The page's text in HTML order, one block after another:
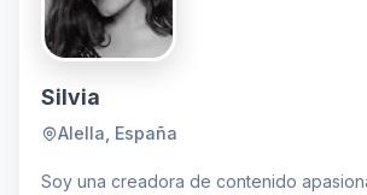
Silvia
Alella, España
Soy una creadora de contenido